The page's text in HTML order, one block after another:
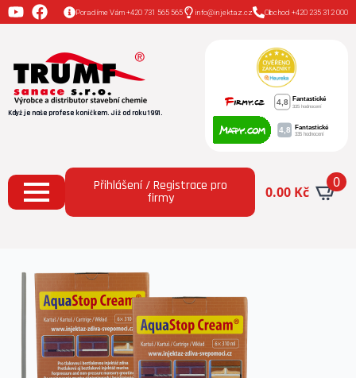
Poradíme Vám +420 731 565 565 info@injektaz.cz Obchod +420 235 312 000
Když je naše profese koníčkem. Již od roku 1991.
Přihlášení / Registrace pro
firmy 0.00 Kč
0